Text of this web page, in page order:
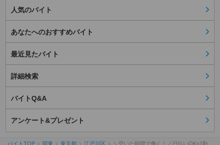
人気のバイト
あなたへのおすすめバイト
最近見たバイト
詳細検索
バイトQ&A
アンケート&プレゼント
バイトTOP 関東 東京都 江戸川区 ＼空いた時間で働く！／日払いOK×1勤